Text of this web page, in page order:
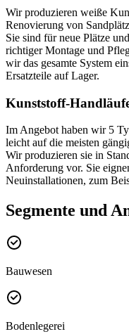
Wir produzieren weiße
Renovierung von
Sie sind für neue Plätze
richtiger Montage und
wir das gesamte System
Ersatzteile auf Lager.
Kunststoff-
Im Angebot haben wir 5
leicht auf die meisten
Wir produzieren sie in
Anforderung vor. Sie
Neuinstallationen, zum
Segmente und
Bauwesen
Bodenlegerei